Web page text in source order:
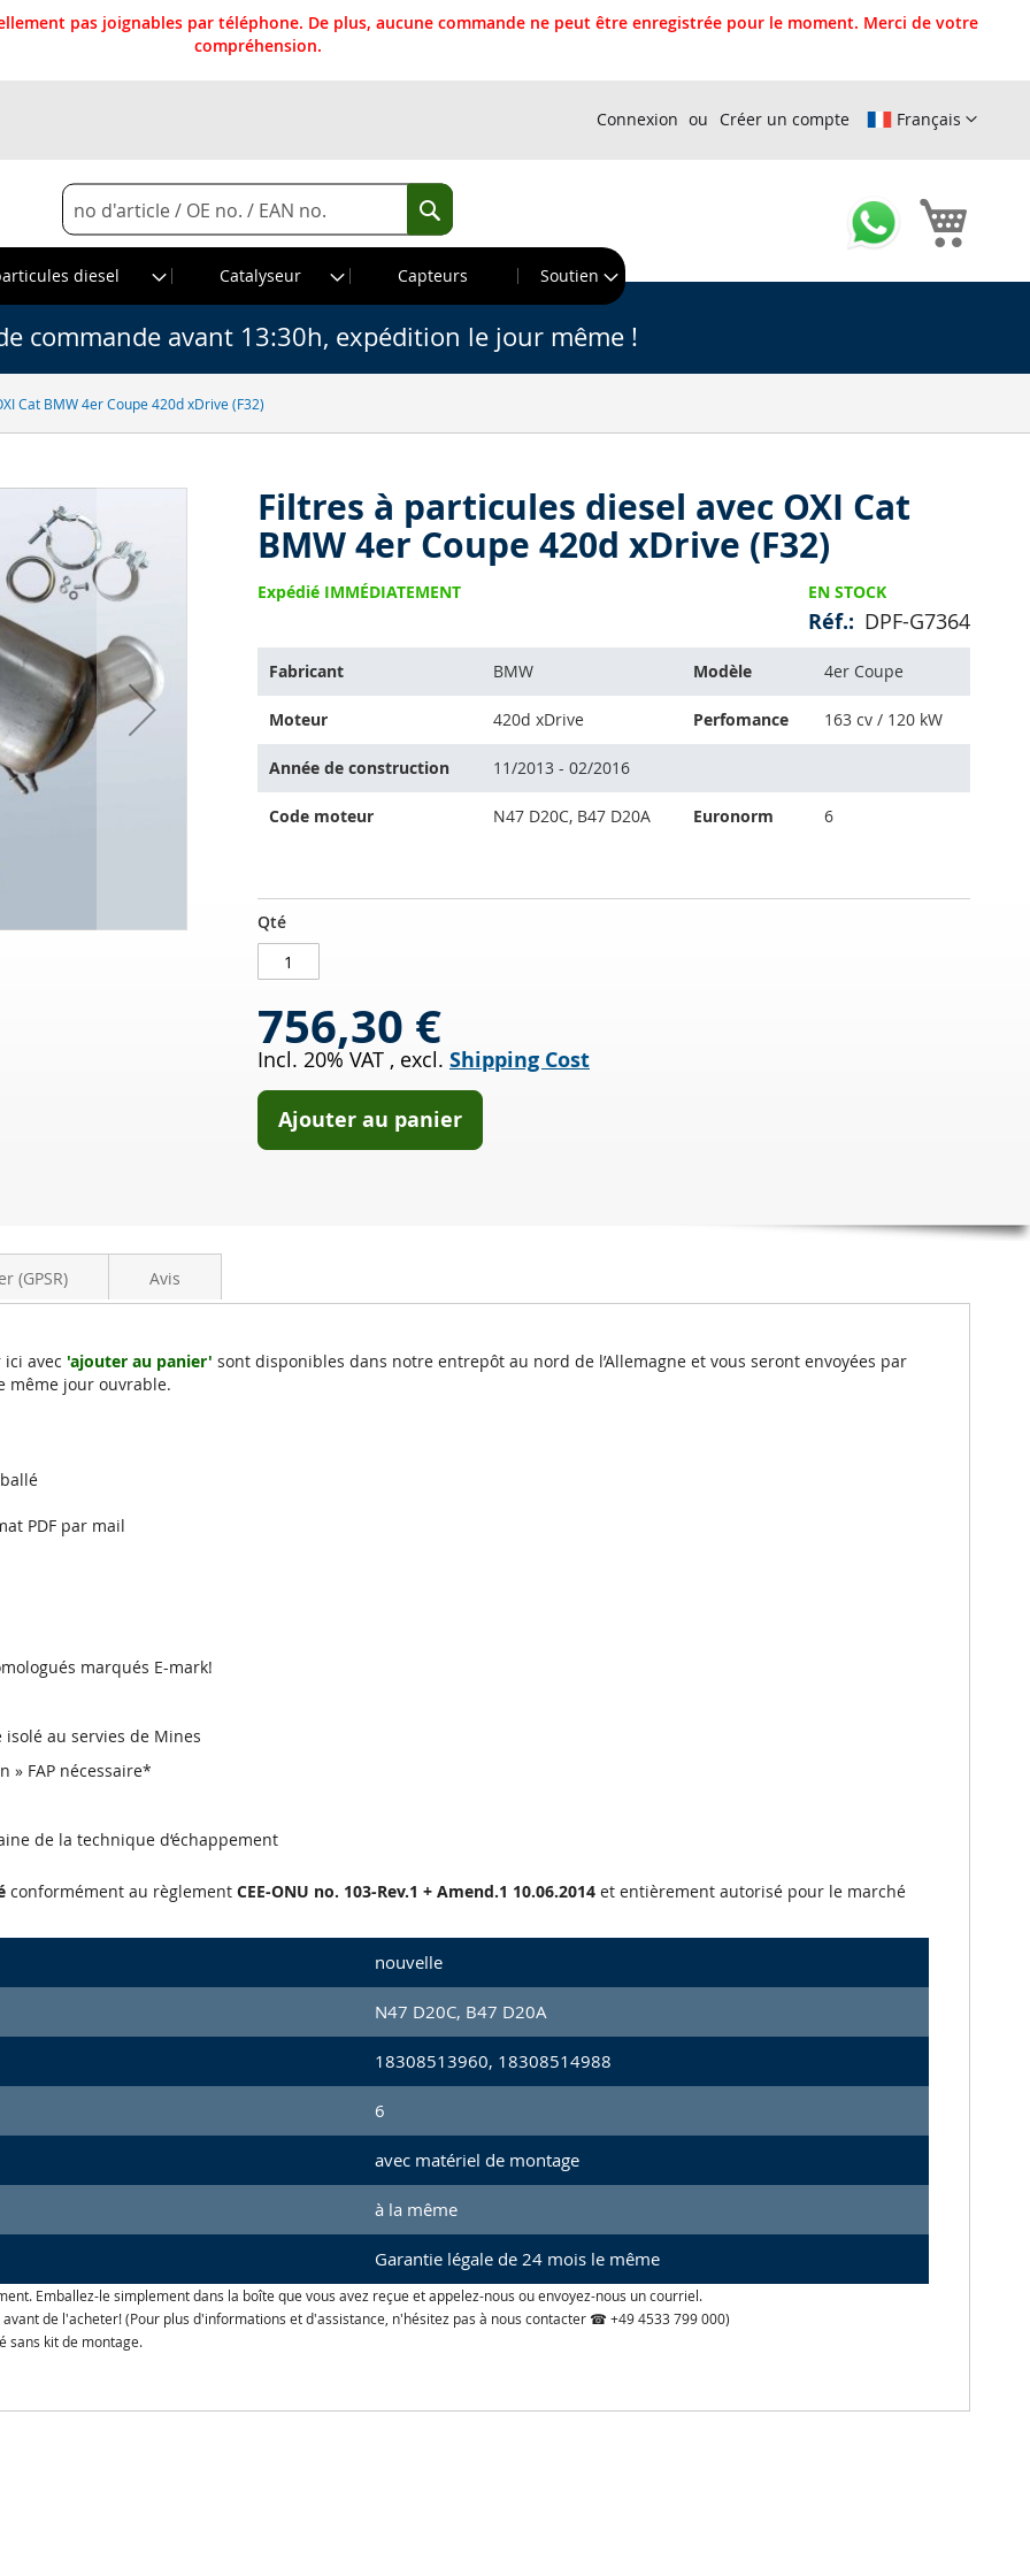
pas joignables par téléphone. De plus, aucune commande ne peut être enregistrée pour le moment. Merci de votre
compréhension.
Français
Connexion Créer un compte
Rechercher
Rechercher
diesel
Catalyseur Capteurs Soutien
Cat BMW 4er Coupe 420d xDrive (F32)
commande avant 13:30h, expédition le jour même !
Filtres à particules diesel avec OXI Cat
BMW 4er Coupe 420d xDrive (F32)
EN STOCK
Réf. DPF-G7364
Expédié IMMÉDIATEMENT
s'adapte
les
véhicules
suivants:
Fabricant BMW Modèle 4er Coupe
Moteur 420d xDrive Perfomance 163 cv / 120 kW
Année de construction 11/2013 - 02/2016
Code moteur N47 D20C, B47 D20A Euronorm 6
Filtres
à
particules
avec
OXI
Cat
4er
Coupe
420d
EN
STOCK
Qté
756,30 €
Incl. 20% VAT , excl. Shipping Cost
Ajouter au panier
(GPSR) Avis
avec 'ajouter au panier' sont disponibles dans notre entrepôt au nord de l’Allemagne et vous seront envoyées par
même jour ouvrable.
PDF par mail
marqués E-mark!
au servies de Mines
» FAP nécessaire*
de la technique d‘échappement
conformément au règlement CEE-ONU no. 103-Rev.1 + Amend.1 10.06.2014 et entièrement autorisé pour le marché
nouvelle
N47 D20C, B47 D20A
18308513960, 18308514988
6
avec matériel de montage
à la même
Garantie légale de 24 mois le même
Emballez-le simplement dans la boîte que vous avez reçue et appelez-nous ou envoyez-nous un courriel.
de l'acheter! (Pour plus d'informations et d'assistance, n'hésitez pas à nous contacter ☎ +49 4533 799 000)
sans kit de montage.